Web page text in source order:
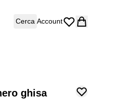
Cerca Account
ghisa